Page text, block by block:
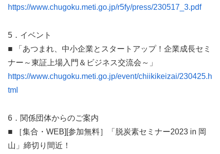
https://www.chugoku.meti.go.jp/r5fy/press/230517_3.pdf
5．イベント
■ 「あつまれ、中小企業とスタートアップ！企業成長セミ
ナー～東証上場入門＆ビジネス交流会～」
https://www.chugoku.meti.go.jp/event/chiikikeizai/230425.h
tml
6．関係団体からのご案内
■ ［集合・WEB][参加無料］「脱炭素セミナー2023 in 岡
山」締切り間近！